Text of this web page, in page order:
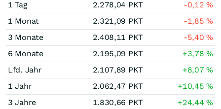
1 Tag 2.278,04 PKT -0,12%
1 Monat
2.321,09 PKT -1,85%
3 Monate
2.408,11 PKT -5,40%
6 Monate
2.195,09 PKT +3,78%
Lfd. Jahr
2.107,89 PKT +8,07%
1 Jahr
2.062,47 PKT +10,45%
3 Jahre
1.830,66 PKT +24,44%